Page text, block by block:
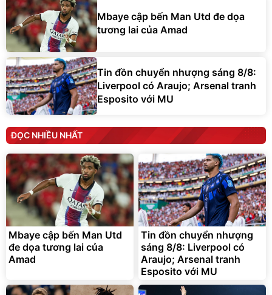
Mbaye cập bến Man Utd đe dọa
tương lai của Amad
Tin đồn chuyển nhượng sáng 8/8:
Liverpool có Araujo; Arsenal tranh
Esposito với MU
ĐỌC NHIỀU NHẤT
Mbaye cập bến Man Utd
đe dọa tương lai của
Amad
Tin đồn chuyển nhượng
sáng 8/8: Liverpool có
Araujo; Arsenal tranh
Esposito với MU